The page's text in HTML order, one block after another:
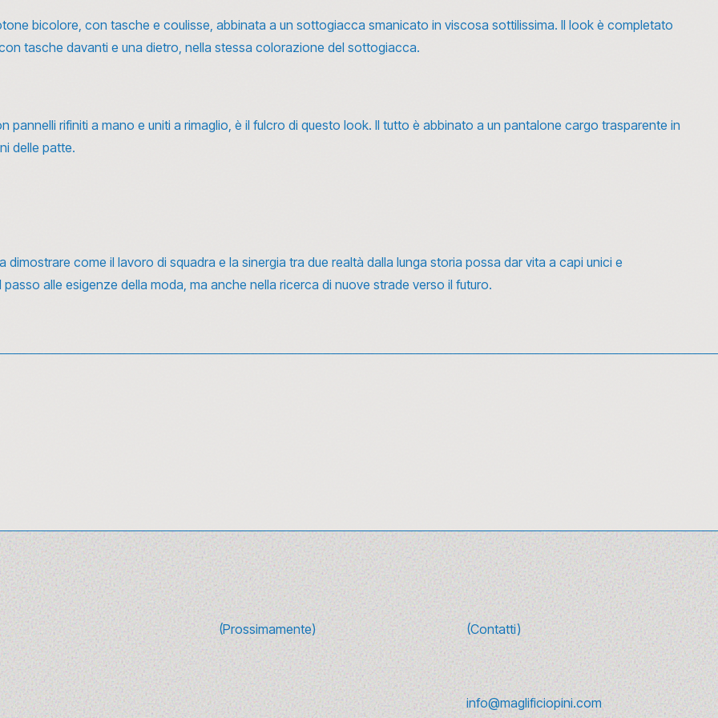
bicolore, con tasche e coulisse, abbinata a un sottogiacca smanicato in viscosa sottilissima. Il look è completato
tasche davanti e una dietro, nella stessa colorazione del sottogiacca.
rifiniti a mano e uniti a rimaglio, è il fulcro di questo look. Il tutto è abbinato a un pantalone cargo trasparente in
delle patte.
dimostrare come il lavoro di squadra e la sinergia tra due realtà dalla lunga storia possa dar vita a capi unici e
alle esigenze della moda, ma anche nella ricerca di nuove strade verso il futuro.
(Prossimamente)
10 canzoni sulla
moda da ascoltare
(Contatti)
info@maglificiopini.com